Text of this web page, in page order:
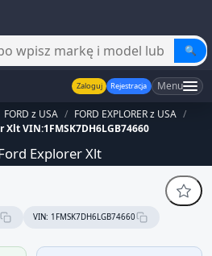
🔍
Zaloguj Rejestracja Menu
FORD z USA / FORD EXPLORER z USA /
Xlt VIN:1FMSK7DH6LGB74660
Explorer Xlt
VIN: 1FMSK7DH6LGB74660